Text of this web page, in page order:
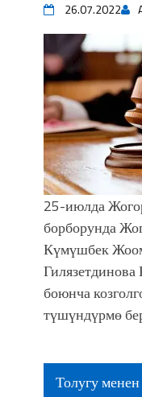
26.07.2022
25-июлда
борборунда
Күмүшбек
Гилязетдинова
боюнча
түшүндүрмө
Толугу менен